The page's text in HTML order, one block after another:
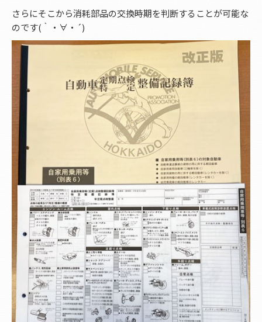
さらにそこから消耗部品の交換時期を判断することが可能な
のです(｀・∀・´)